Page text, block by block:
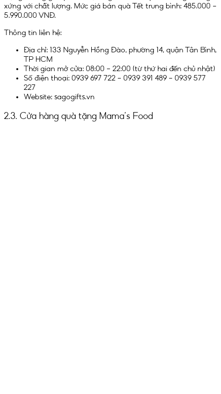
xứng với chất lượng. Mức giá bán quà Tết trung bình: 485.000 –
5.990.000 VNĐ.
Thông tin liên hệ:
Địa chỉ: 133 Nguyễn Hồng Đào, phường 14, quận Tân Bình,
TP HCM
Thời gian mở cửa: 08:00 – 22:00 (từ thứ hai đến chủ nhật)
Số điện thoại: 0939 697 722 – 0939 391 489 – 0939 577
227
Website: sagogifts.vn
2.3. Cửa hàng quà tặng Mama’s Food